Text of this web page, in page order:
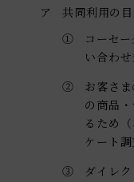
ア
共同利用の
①
コーセ
い合わ
②
お客さ
の商品
るため
ケート
③
ダイレ